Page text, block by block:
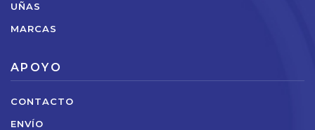
UÑAS
MARCAS
APOYO
CONTACTO
ENVÍO